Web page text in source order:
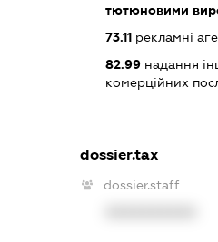
тютюновими
73.11рекламні
82.99надання
комерційних
dossier.tax
dossier.staff